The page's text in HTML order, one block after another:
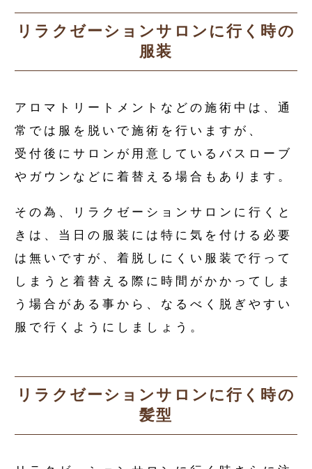
リラクゼーションサロンに行く時の
服装
アロマトリートメントなどの施術中は、通
常では服を脱いで施術を行いますが、
受付後にサロンが用意しているバスローブ
やガウンなどに着替える場合もあります。
その為、リラクゼーションサロンに行くと
きは、当日の服装には特に気を付ける必要
は無いですが、着脱しにくい服装で行って
しまうと着替える際に時間がかかってしま
う場合がある事から、なるべく脱ぎやすい
服で行くようにしましょう。
リラクゼーションサロンに行く時の
髪型